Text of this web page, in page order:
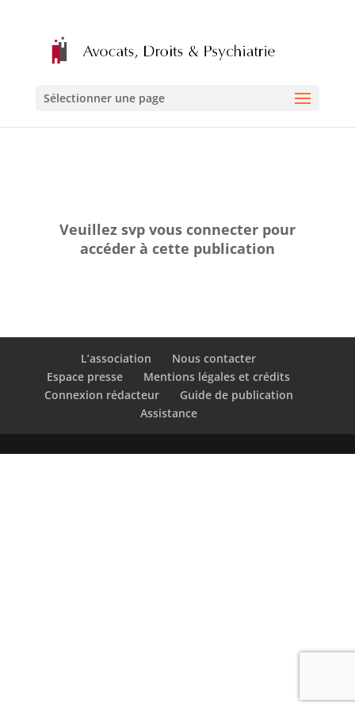
Sélectionner une page
Veuillez svp vous connecter pour
accéder à cette publication
L’association
Nous contacter
Espace presse
Mentions légales et crédits
Connexion rédacteur
Guide de publication
Assistance